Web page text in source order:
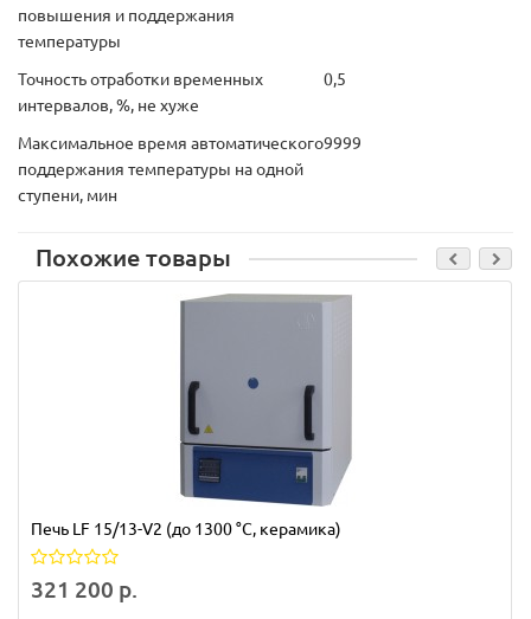
повышения и поддержания
температуры
Точность отработки временных
интервалов, %, не хуже
0,5
Максимальное время автоматического
поддержания температуры на одной
ступени, мин
9999
Похожие товары
Печь LF 15/13-V2 (до 1300 °С, керамика)
321 200 р.